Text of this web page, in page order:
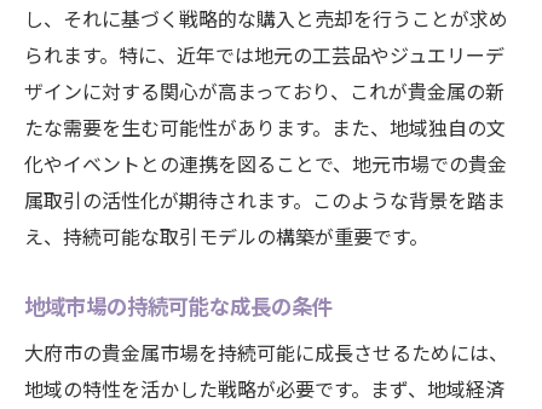
し、それに基づく戦略的な購入と売却を行うことが求め
られます。特に、近年では地元の工芸品やジュエリーデ
ザインに対する関心が高まっており、これが貴金属の新
たな需要を生む可能性があります。また、地域独自の文
化やイベントとの連携を図ることで、地元市場での貴金
属取引の活性化が期待されます。このような背景を踏ま
え、持続可能な取引モデルの構築が重要です。
地域市場の持続可能な成長の条件
大府市の貴金属市場を持続可能に成長させるためには、
地域の特性を活かした戦略が必要です。まず、地域経済